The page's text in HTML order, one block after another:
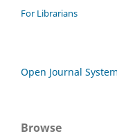
For Librarians
Open Journal
Browse